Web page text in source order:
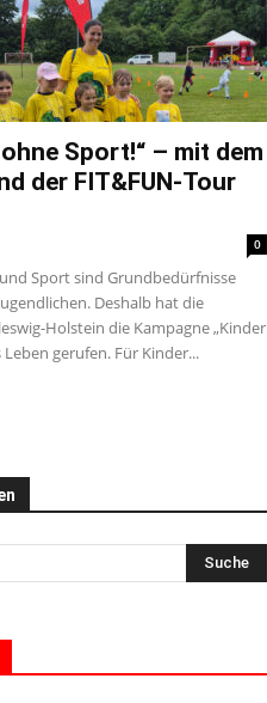
Sport!“ – mit dem
der FIT&FUN-Tour
0
Sport sind Grundbedürfnisse
Deshalb hat die
Holstein die Kampagne „Kinder
Leben gerufen. Für Kinder...